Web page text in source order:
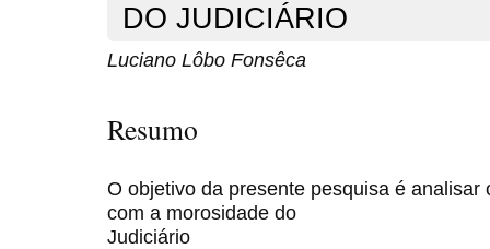
DO JUDICIÁRIO
Luciano Lôbo Fonsêca
Resumo
O objetivo da presente pesquisa é
com a morosidade do
Judiciário